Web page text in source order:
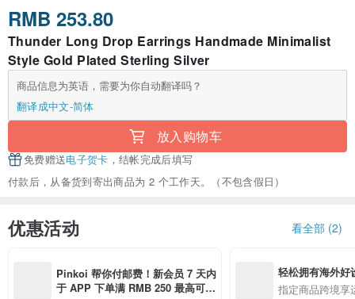
RMB 253.80
Thunder Long Drop Earrings Handmade Minimalist
Style Gold Plated Sterling Silver
商品信息为英语，需要为你自动翻译吗？
翻译成中文-简体
放入购物车
免费赠送电子贺卡 ，结帐完成后填写
付款后，从备货到寄出商品为 2 个工作天。（不包含假日）
优惠活动 看全部 (2)
Pinkoi 帮你付邮费！新会员 7 天内
于 APP 下单满 RMB 250 最高可折
轻松拥有海外好
指定商品跨境享